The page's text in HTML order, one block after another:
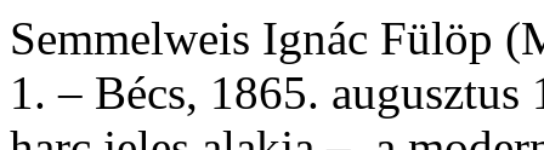
Semmelweis Ignác Fülöp
1. – Bécs, 1865.